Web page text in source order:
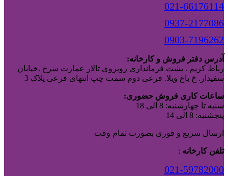
021-66176114
0937-2177086
0903-7196262
آدرس دفتر فروش و کارخانه:
رباط کریم . پشت فرمانداری روبروی تالار عمارت سرخ .خیابان
سفیدار. خ باغ ویلا. فرعی دوم سمت چپ انتهای فرعی پلاک 3
ساعات کاری فروش حضوری:
شنبه تا چهارشنبه: 8 الی 18
پنجشنبه: 8 الی 14
ارسال سریع و فوری بصورت تمام وقت
تلفن کارخانه :
021-59782000